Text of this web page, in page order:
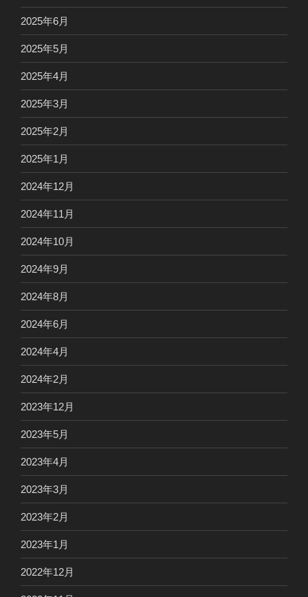
2025年6月
2025年5月
2025年4月
2025年3月
2025年2月
2025年1月
2024年12月
2024年11月
2024年10月
2024年9月
2024年8月
2024年6月
2024年4月
2024年2月
2023年12月
2023年5月
2023年4月
2023年3月
2023年2月
2023年1月
2022年12月